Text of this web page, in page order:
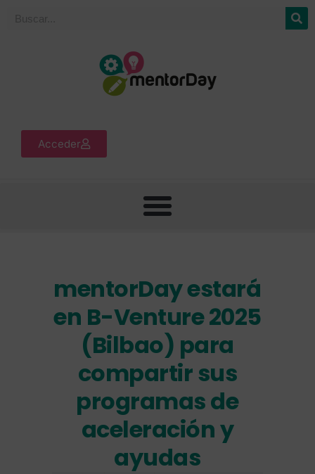
Acceder
mentorDay estará
en B-Venture 2025
(Bilbao) para
compartir sus
programas de
aceleración y
ayudas